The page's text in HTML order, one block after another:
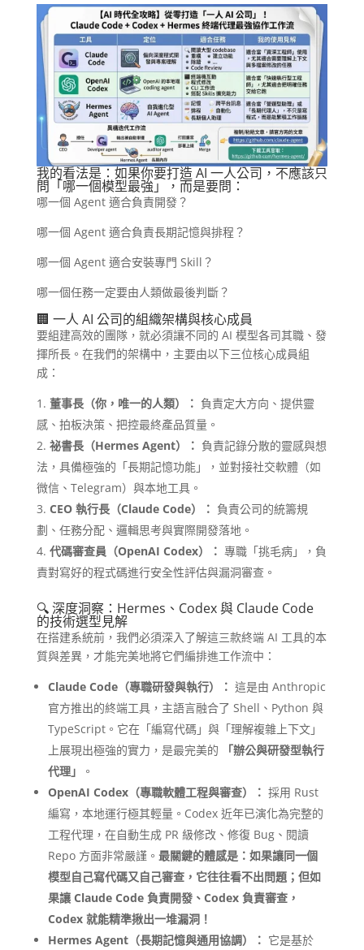
我的看法是：如果你要打造 AI 一人公司，不應該只
問「哪一個模型最強」，而是要問：
哪一個 Agent 適合負責開發？
哪一個 Agent 適合負責長期記憶與排程？
哪一個 Agent 適合安裝專門 Skill？
哪一個任務一定要由人類做最後判斷？
🏢 一人 AI 公司的組織架構與核心成員
要組建高效的團隊，就必須讓不同的 AI 模型各司其職、發
揮所長。在我們的架構中，主要由以下三位核心成員組
成：
董事長（你，唯一的人類）： 負責定大方向、提供靈
感、拍板決策、把控最終產品質量。
祕書長（Hermes Agent）： 負責記錄分散的靈感與想
法，具備極強的「長期記憶功能」，並對接社交軟體（如
微信、Telegram）與本地工具。
CEO 執行長（Claude Code）： 負責公司的統籌規
劃、任務分配、邏輯思考與實際開發落地。
代碼審查員（OpenAI Codex）： 專職「挑毛病」，負
責對寫好的程式碼進行安全性評估與漏洞審查。
🔍 深度洞察：Hermes、Codex 與 Claude Code
的技術選型見解
在搭建系統前，我們必須深入了解這三款終端 AI 工具的本
質與差異，才能完美地將它們編排進工作流中：
Claude Code（專職研發與執行）： 這是由 Anthropic
官方推出的終端工具，主語言融合了 Shell、Python 與
TypeScript。它在「編寫代碼」與「理解複雜上下文」
上展現出極強的實力，是最完美的
「辦公與研發型執行
代理」
。
OpenAI Codex（專職軟體工程與審查）： 採用 Rust
編寫，本地運行極其輕量。Codex 近年已演化為完整的
工程代理，在自動生成 PR 級修改、修復 Bug、閱讀
Repo 方面非常嚴謹。 最關鍵的體感是：如果讓同一個
模型自己寫代碼又自己審查，它往往看不出問題；但如
果讓 Claude Code 負責開發、Codex 負責審查，
Codex 就能精準揪出一堆漏洞！
Hermes Agent（長期記憶與通用協調）： 它是基於